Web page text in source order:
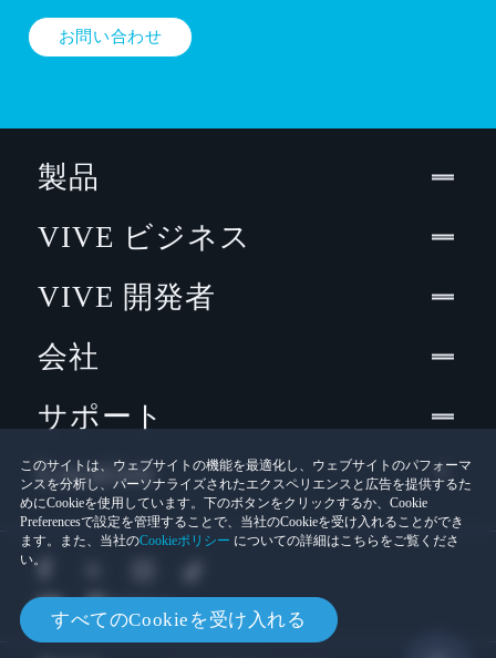
お問い合わせ
このサイトは、ウェブサイトの機能を最適化し、ウェブサイトのパフォーマ
ンスを分析し、パーソナライズされたエクスペリエンスと広告を提供するた
めにCookieを使用しています。下のボタンをクリックするか、Cookie
Preferencesで設定を管理することで、当社のCookieを受け入れることができ
ます。また、当社のCookieポリシー についての詳細はこちらをご覧くださ
い。
すべてのCookieを受け入れる
製品
VIVE ビジネス
VIVE 開発者
会社
サポート
Location